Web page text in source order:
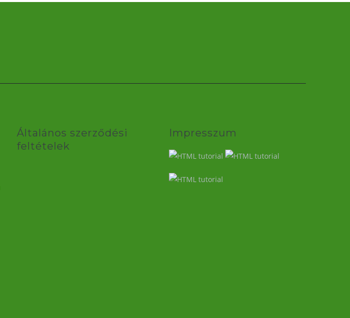
Általános szerződési
feltételek
Impresszum